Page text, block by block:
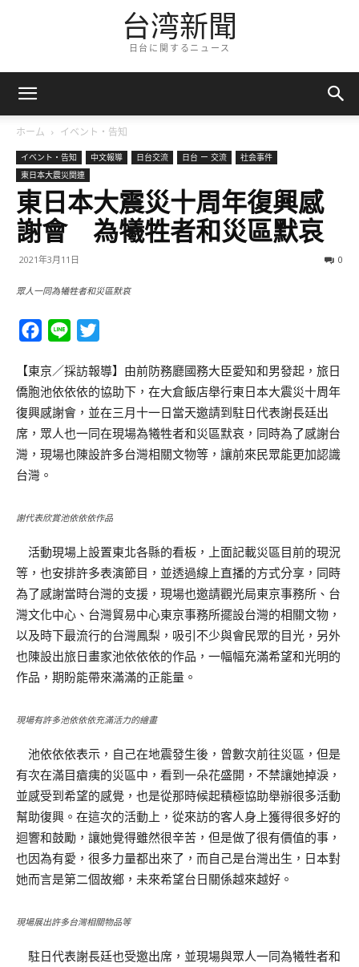
台湾新聞
日台に関するニュース
ホーム イベント・告知
イベント・告知 中文報導 日台交流 日台 ー 交流
社会事件
東日本大震災関連
東日本大震災十周年復興感
謝會 為犧牲者和災區默哀
2021年3月11日 0
眾人一同為犧牲者和災區默哀
Facebook
Line
【東京／採訪報導】由前防務廳國務大臣愛知和男發起，旅日
僑胞池依依依的協助下，在大倉飯店舉行東日本大震災十周年
復興感謝會，並在三月十一日當天邀請到駐日代表謝長廷出
席，眾人也一同在現場為犧牲者和災區默哀，同時為了感謝台
灣，現場也陳設許多台灣相關文物等，讓前來民眾能更加認識
台灣。
謝代表欣賞池依依依作品
活動現場上設置東北各縣的看板，上面記載災區目前的現況
等，也安排許多表演節目，並透過線上直播的方式分享，同時
為了感謝當時台灣的支援，現場也邀請觀光局東京事務所、台
灣文化中心、台灣貿易中心東京事務所擺設台灣的相關文物，
以及時下最流行的台灣鳳梨，吸引不少與會民眾的目光，另外
也陳設出旅日畫家池依依依的作品，一幅幅充滿希望和光明的
作品，期盼能帶來滿滿的正能量。
現場有許多池依依依充滿活力的繪畫
池依依依表示，自己在地震發生後，曾數次前往災區，但是
有次在滿目瘡痍的災區中，看到一朵花盛開，不禁讓她掉淚，
並感受到希望的感覺，也是從那時候起積極協助舉辦很多活動
幫助復興。在這次的活動上，從來訪的客人身上獲得很多好的
迴響和鼓勵，讓她覺得雖然很辛苦，但是做了很有價值的事，
也因為有愛，很多力量都出來了，而自己是台灣出生，日本對
她而言是第二個故鄉，未來希望台日關係越來越好。
現場展出許多台灣相關物品等
駐日代表謝長廷也受邀出席，並現場與眾人一同為犧牲者和